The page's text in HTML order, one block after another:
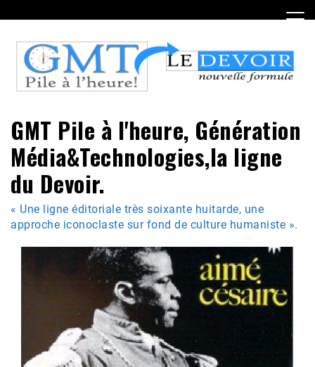
to
content
GMT Pile à l'heure, Génération
Média&Technologies,la ligne
du Devoir.
« Une ligne éditoriale très soixante huitarde, une
approche iconoclaste sur fond de culture humaniste ».